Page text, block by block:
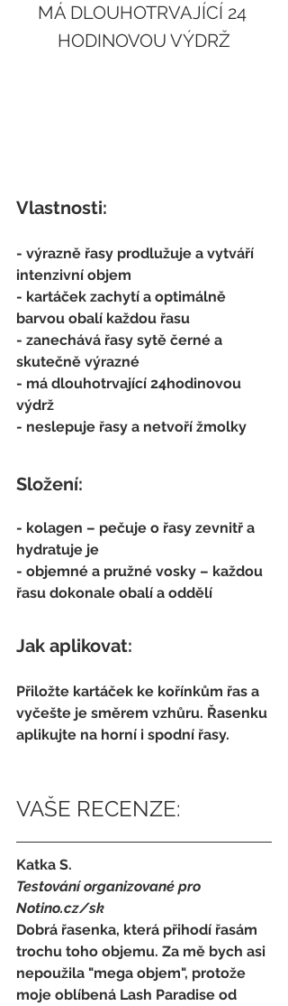
MÁ DLOUHOTRVAJÍCÍ 24
HODINOVOU VÝDRŽ
Vlastnosti:
- výrazně řasy prodlužuje a vytváří
intenzivní objem
- kartáček zachytí a optimálně
barvou obalí každou řasu
- zanechává řasy sytě černé a
skutečně výrazné
- má dlouhotrvající 24hodinovou
výdrž
- neslepuje řasy a netvoří žmolky
Složení:
- kolagen – pečuje o řasy zevnitř a
hydratuje je
- objemné a pružné vosky – každou
řasu dokonale obalí a oddělí
Jak aplikovat:
Přiložte kartáček ke kořínkům řas a
vyčešte je směrem vzhůru. Řasenku
aplikujte na horní i spodní řasy.
VAŠE RECENZE:
Katka S.
Testování organizované pro
Notino.cz/sk
Dobrá řasenka, která přihodí řasám
trochu toho objemu. Za mě bych asi
nepoužila "mega objem", protože
moje oblíbená Lash Paradise od